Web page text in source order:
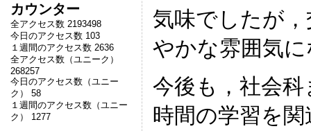
カウンター
全アクセス数 2193498
今日のアクセス数 103
１週間のアクセス数 2636
全アクセス数（ユニーク）
268257
今日のアクセス数（ユニー
ク） 58
１週間のアクセス数（ユニー
ク） 1277
気味でしたが
やかな雰囲気
今後も，社会
時間の学習を